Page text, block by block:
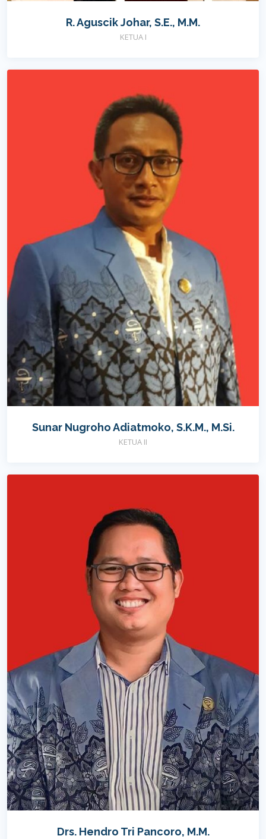
R. Aguscik Johar, S.E., M.M.
KETUA I
Sunar Nugroho Adiatmoko, S.K.M., M.Si.
KETUA II
Drs. Hendro Tri Pancoro, M.M.